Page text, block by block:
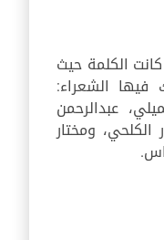
الكلمة حيث
فيها الشعراء:
عبدالرحمن
ومختار